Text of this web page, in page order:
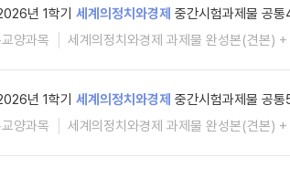
년 1학기 세계의정치와경제 중간시험과제물 공
양과목
세계의정치와경제 과제물 완성본(견본)
년 1학기 세계의정치와경제 중간시험과제물 공
양과목
세계의정치와경제 과제물 완성본(견본)